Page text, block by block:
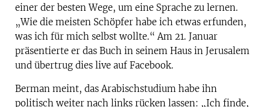
einer der besten Wege, um eine Sprache zu lernen.
„Wie die meisten Schöpfer habe ich etwas erfunden,
was ich für mich selbst wollte.“ Am 21. Januar
präsentierte er das Buch in seinem Haus in Jerusalem
und übertrug dies live auf Facebook.
Berman meint, das Arabischstudium habe ihn
politisch weiter nach links rücken lassen: „Ich finde,